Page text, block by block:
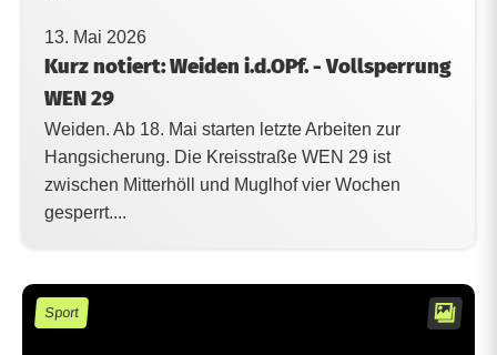
13. Mai 2026
Kurz notiert: Weiden i.d.OPf. - Vollsperrung
WEN 29
Weiden. Ab 18. Mai starten letzte Arbeiten zur
Hangsicherung. Die Kreisstraße WEN 29 ist
zwischen Mitterhöll und Muglhof vier Wochen
gesperrt....
Sport